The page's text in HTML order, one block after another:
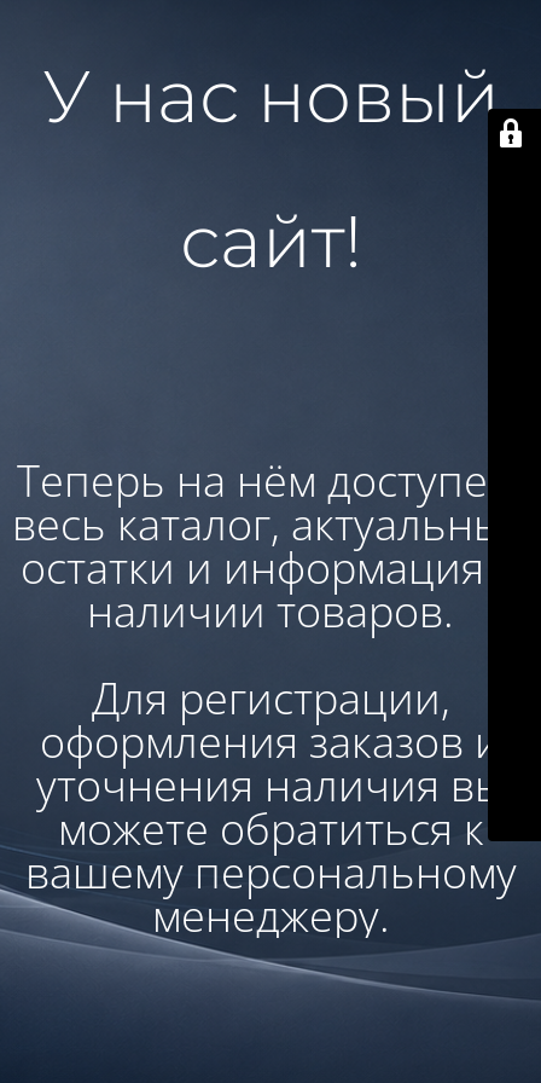
У нас новый
сайт!
Теперь на нём доступен:
весь каталог, актуальные
остатки и информация о
наличии товаров.
Для регистрации,
оформления заказов и
уточнения наличия вы
можете обратиться к
вашему персональному
менеджеру.